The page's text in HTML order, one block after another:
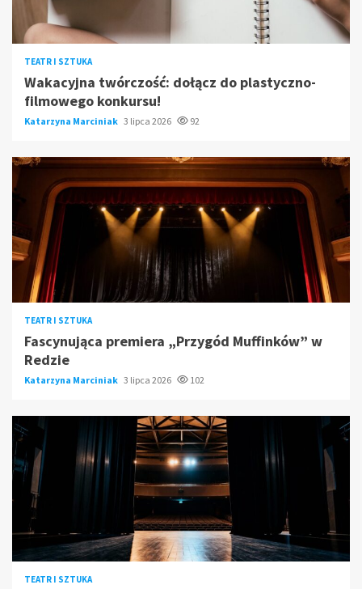
TEATR I SZTUKA
Wakacyjna twórczość: dołącz do plastyczno-
filmowego konkursu!
Katarzyna Marciniak 3 lipca 2026 92
TEATR I SZTUKA
Fascynująca premiera „Przygód Muffinków” w
Redzie
Katarzyna Marciniak 3 lipca 2026 102
TEATR I SZTUKA